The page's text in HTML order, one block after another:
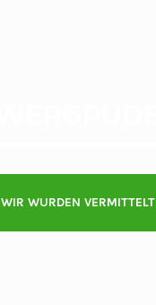
WIR WURDEN VERMITTELT